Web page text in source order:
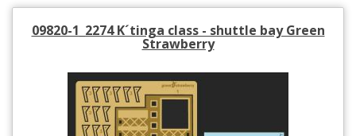
09820-1_2274 K´tinga class - shuttle bay Green
Strawberry